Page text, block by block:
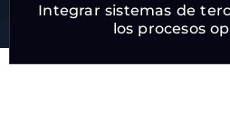
Integrar sistemas de
los procesos